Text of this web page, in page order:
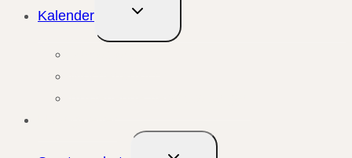
Kalender
Untermenü
umschalten